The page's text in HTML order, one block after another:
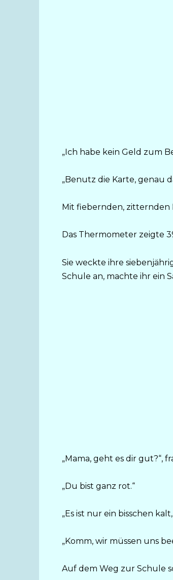
„Ich habe kein Geld zum
„Benutz die Karte, genau
Mit fiebernden, zitternden
Das Thermometer zeigte
Sie weckte ihre
Schule an, machte ihr ein
„Mama, geht es dir gut?“,
„Du bist ganz rot.“
„Es ist nur ein bisschen
„Komm, wir müssen uns
Auf dem Weg zur Schule